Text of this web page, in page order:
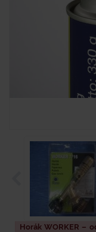
Horák WORKER –